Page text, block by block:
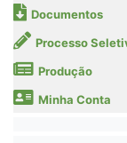
Documentos
Processo
Produção
Minha Conta